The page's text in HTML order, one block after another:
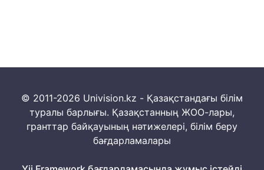
© 2011-2026 Univision.kz - Қазақстандағы білім
туралы барлығы. Қазақстанның ЖОО-лары,
гранттар байқауының нәтижелері, білім беру
бағдарламалары